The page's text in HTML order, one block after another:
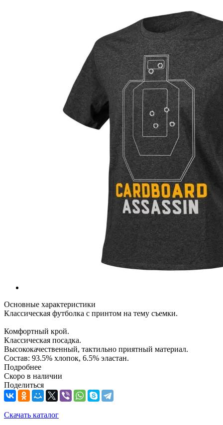
Основные характеристики
Классическая футболка с принтом на тему съемки.
Комфортный крой.
Классическая посадка.
Высококачественный, тактильно приятный материал.
Состав: 93.5% хлопок, 6.5% эластан.
Подробнее
Скоро в наличии
Поделиться
Скачать каталог